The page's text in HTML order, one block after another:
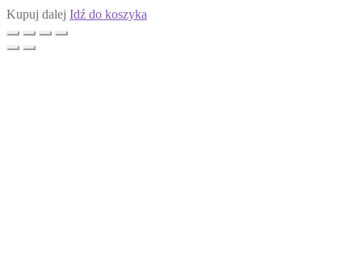
Kupuj dalej Idź do koszyka